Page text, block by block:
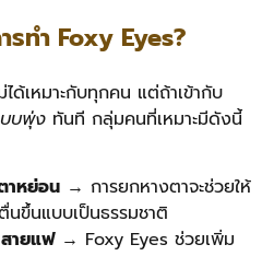
รทำ Foxy Eyes?
ได้เหมาะกับทุกคน แต่ถ้าเข้ากับ
บพุ่ง ทันที กลุ่มคนที่เหมาะมีดังนี้
าหย่อน → การยกหางตาจะช่วยให้
ขึ้นแบบเป็นธรรมชาติ
ายแฟ→ Foxy Eyes ช่วยเพิ่ม